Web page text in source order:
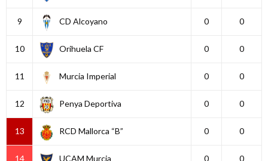
9 CD Alcoyano 0 0
10 Orihuela CF 0 0
11 Murcia Imperial 0 0
12 Penya Deportiva 0 0
13 RCD Mallorca “B” 0 0
14 UCAM Murcia 0 0